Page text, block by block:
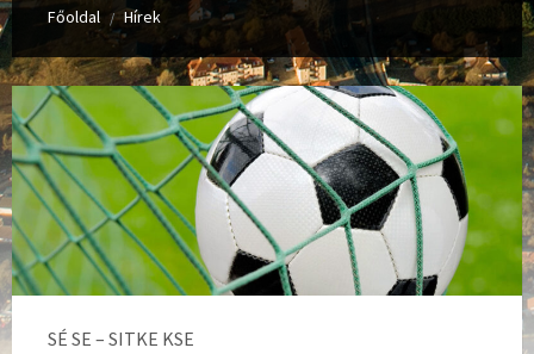
Főoldal / Hírek
SÉ SE – SITKE KSE